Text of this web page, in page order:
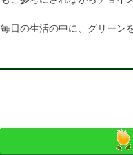
毎日の生活の中に、グリーン